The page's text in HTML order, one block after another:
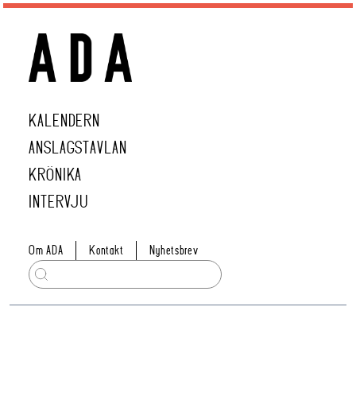
KALENDERN
ANSLAGSTAVLAN
KRÖNIKA
INTERVJU
Om ADA Kontakt Nyhetsbrev